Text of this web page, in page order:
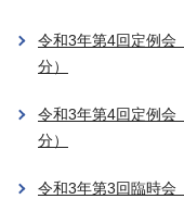
令和3年第4回定例会
分）
令和3年第4回定例会
分）
令和3年第3回臨時会